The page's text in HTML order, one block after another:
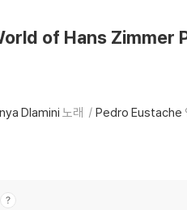
World of Hans
Dlamini 노래 Pedro Eustache